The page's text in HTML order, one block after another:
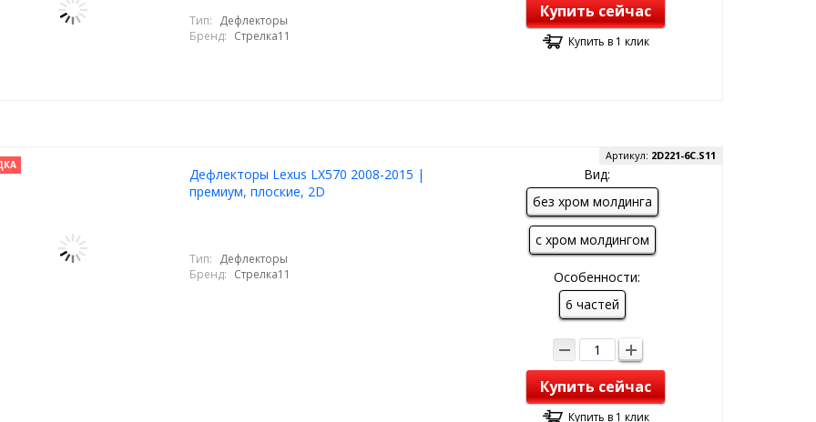
Тип: Дефлекторы
Бренд: Стрелка11
Купить сейчас
Купить в 1 клик
Дефлекторы Lexus LX570 2008-2015 |
премиум, плоские, 2D
Артикул: 2D221-6C.S11
Тип: Дефлекторы
Бренд: Стрелка11
Вид:
без хром молдинга
с хром молдингом
Особенности:
6 частей
Купить сейчас
Купить в 1 клик